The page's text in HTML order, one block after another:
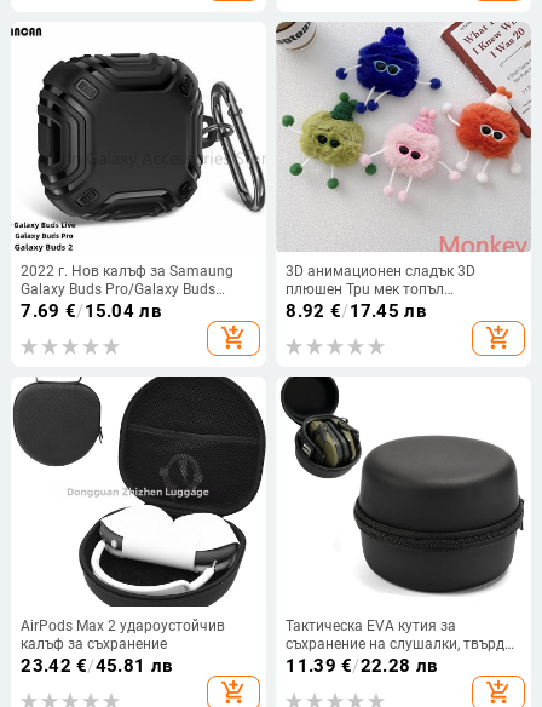
2022 г. Нов калъф за Samaung
Galaxy Buds Pro/Galaxy Buds
2/Galaxy Buds Live Цяло тяло,
здрав твърд защитен капак с
кукички
7.69 €/15.04 лв
add_shopping_cart
3D анимационен сладък 3D
плюшен Tpu мек топъл
силиконов Bluetooth безжичен
калъф за слушалки за Apple
AirPods 3 Pro за AirPods 2 1 капак
8.92 €/17.45 лв
add_shopping_cart
AirPods Max 2 удароустойчив
калъф за съхранение
23.42 €/45.81 лв
add_shopping_cart
Тактическа EVA кутия за
съхранение на слушалки, твърд
корпус, прахо- и удароустойчива,
11.39 €/22.28 лв
add_shopping_cart